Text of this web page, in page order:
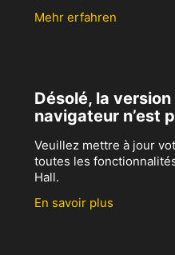
Mehr erfahren
Désolé, la
navigateur n’est
Veuillez mettre à jour
toutes les
Hall.
En savoir plus